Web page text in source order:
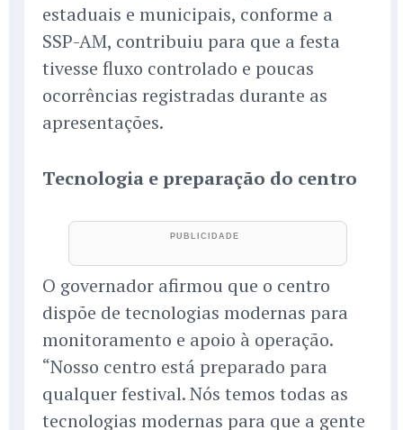
estaduais e municipais, conforme a
SSP-AM, contribuiu para que a festa
tivesse fluxo controlado e poucas
ocorrências registradas durante as
apresentações.
Tecnologia e preparação do centro
O governador afirmou que o centro
dispõe de tecnologias modernas para
monitoramento e apoio à operação.
“Nosso centro está preparado para
qualquer festival. Nós temos todas as
tecnologias modernas para que a gente